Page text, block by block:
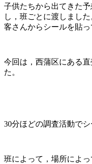
子供たちから出てきた
し，班ごとに渡しまし
客さんからシールを貼っ
今回は，西蒲区にある
た。
30分ほどの調査活動で
班によって，場所によ